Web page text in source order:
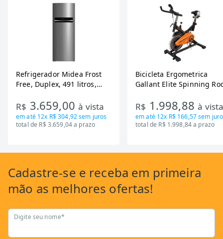
Refrigerador Midea Frost
Free, Duplex, 491 litros,
RT650EVK463)
R$ 3.659,00à vista
em até 12x R$ 304,92sem juros
total de R$ 3.659,04 a prazo
Bicicleta Ergometrica
Gallant Elite Spinning
Mecanica GSB13HBTA-PT
R$ 1.998,88à
em até 12x R$ 166,57sem
total de R$ 1.998,84 a prazo
Cadastre-se e receba em primeira
mão as melhores ofertas!
Digite seu nome*